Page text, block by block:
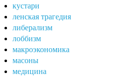
кустари
ленская трагедия
либерализм
лоббизм
макроэкономика
масоны
медицина